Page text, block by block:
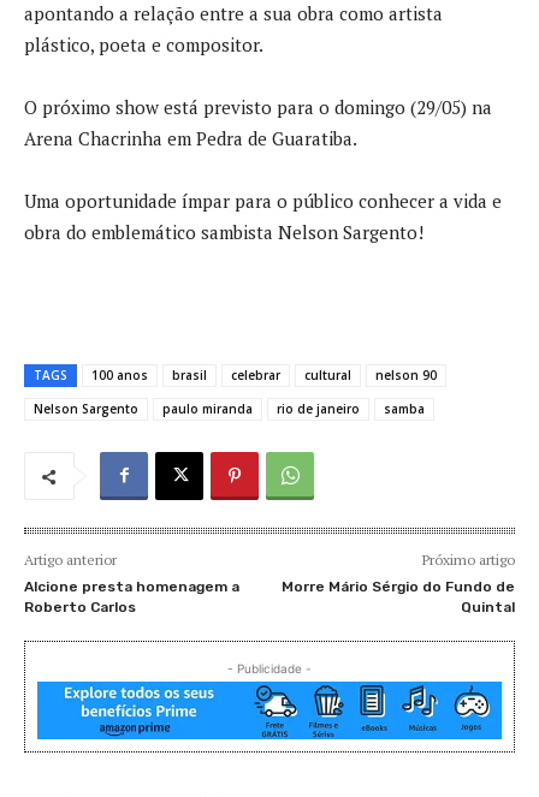
apontando a relação entre a sua obra como artista
plástico, poeta e compositor.
O próximo show está previsto para o domingo (29/05) na
Arena Chacrinha em Pedra de Guaratiba.
Uma oportunidade ímpar para o público conhecer a vida e
obra do emblemático sambista Nelson Sargento!
TAGS 100 anos brasil celebrar cultural
nelson 90
Nelson Sargento
paulo miranda rio de janeiro samba
Artigo anterior
Alcione presta homenagem a
Roberto Carlos
Próximo artigo
Morre Mário Sérgio do Fundo de
Quintal
- Publicidade -